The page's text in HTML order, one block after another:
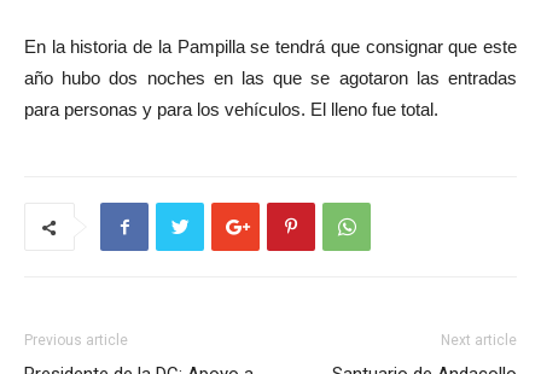
En la historia de la Pampilla se tendrá que consignar que este
año hubo dos noches en las que se agotaron las entradas
para personas y para los vehículos. El lleno fue total.
Previous article Next article